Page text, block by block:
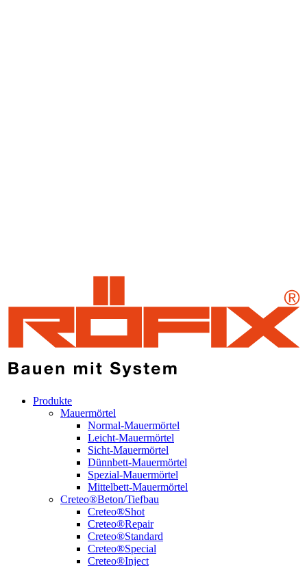
Produkte
Mauermörtel
Normal-Mauermörtel
Leicht-Mauermörtel
Sicht-Mauermörtel
Dünnbett-Mauermörtel
Spezial-Mauermörtel
Mittelbett-Mauermörtel
Creteo®Beton/Tiefbau
Creteo®Shot
Creteo®Repair
Creteo®Standard
Creteo®Special
Creteo®Inject